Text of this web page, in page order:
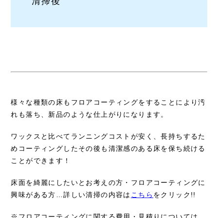
様々な種類の床もフロアコーティングをすることにより汚
れも落ち、新品のような仕上がりになります。
ワックスと比べてランニングコストが安く、長持ちするた
めコーティングしたその後も清潔感のある床を保ち続ける
ことができます！
床面を綺麗にしたいとお考えの方・フロアコーティングに
興味がある方…詳しい清掃の内容は こちら をクリック!!
※フロアコーティングに関する費用・見積りについては、